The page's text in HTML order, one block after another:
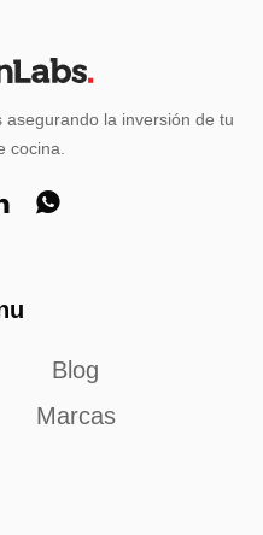
la inversión de tu
cocina.

Blog
Marcas